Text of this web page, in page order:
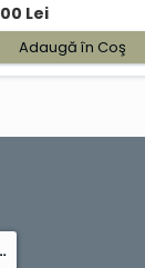
Lei
Adaugă în Coş
combat (Colegii Militare)